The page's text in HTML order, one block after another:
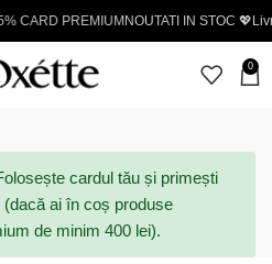
NOUTATI IN STOC 💖Livrare
0
cardul tău și primești
(dacă ai în coș produse
de minim 400 lei).